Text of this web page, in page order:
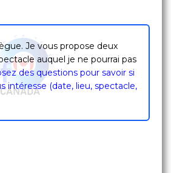
Je vous propose deux
auquel je ne pourrai pas
des questions pour savoir si
intéresse (date, lieu, spectacle,